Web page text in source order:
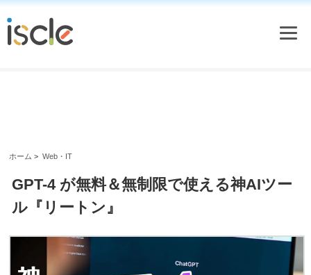
ホーム > Web・IT
GPT-4 が無料＆無制限で使える神AIツー
ル『リートン』